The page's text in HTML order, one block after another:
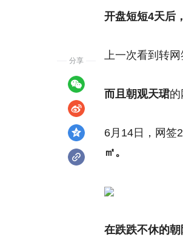
开盘短短4天后
上一次看到转网
而且朝观天珺的
6月14日，网签
㎡。
在跌跌不休的
分享